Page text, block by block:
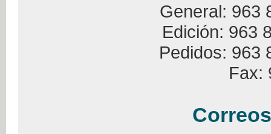
General: 963
Edición: 963
Pedidos: 963
Fax: